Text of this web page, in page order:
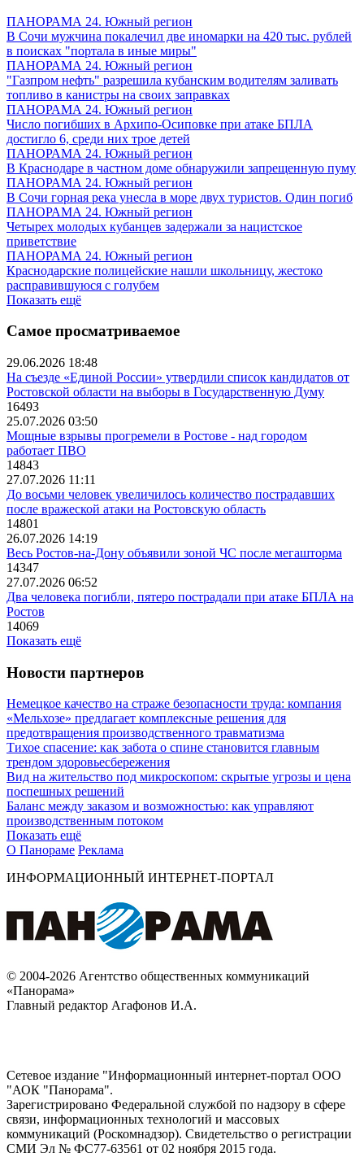
ПАНОРАМА 24. Южный регион
В Сочи мужчина покалечил две иномарки на 420 тыс. рублей
в поисках "портала в иные миры"
ПАНОРАМА 24. Южный регион
"Газпром нефть" разрешила кубанским водителям заливать
топливо в канистры на своих заправках
ПАНОРАМА 24. Южный регион
Число погибших в Архипо-Осиповке при атаке БПЛА
достигло 6, среди них трое детей
ПАНОРАМА 24. Южный регион
В Краснодаре в частном доме обнаружили запрещенную пуму
ПАНОРАМА 24. Южный регион
В Сочи горная река унесла в море двух туристов. Один погиб
ПАНОРАМА 24. Южный регион
Четырех молодых кубанцев задержали за нацистское
приветствие
ПАНОРАМА 24. Южный регион
Краснодарские полицейские нашли школьницу, жестоко
расправившуюся с голубем
Показать ещё
Самое просматриваемое
29.06.2026 18:48
На съезде «Единой России» утвердили список кандидатов от
Ростовской области на выборы в Государственную Думу
16493
25.07.2026 03:50
Мощные взрывы прогремели в Ростове - над городом
работает ПВО
14843
27.07.2026 11:11
До восьми человек увеличилось количество пострадавших
после вражеской атаки на Ростовскую область
14801
26.07.2026 14:19
Весь Ростов-на-Дону объявили зоной ЧС после мегашторма
14347
27.07.2026 06:52
Два человека погибли, пятеро пострадали при атаке БПЛА на
Ростов
14069
Показать ещё
Новости партнеров
Немецкое качество на страже безопасности труда: компания
«Мельхозе» предлагает комплексные решения для
предотвращения производственного травматизма
Тихое спасение: как забота о спине становится главным
трендом здоровьесбережения
Вид на жительство под микроскопом: скрытые угрозы и цена
поспешных решений
Баланс между заказом и возможностью: как управляют
производственным потоком
Показать ещё
О Панораме Реклама
ИНФОРМАЦИОННЫЙ ИНТЕРНЕТ-ПОРТАЛ
© 2004-2026 Агентство общественных коммуникаций
«Панорама»
Главный редактор Агафонов И.А.
Сетевое издание "Информационный интернет-портал ООО
"АОК "Панорама".
Зарегистрировано Федеральной службой по надзору в сфере
связи, информационных технологий и массовых
коммуникаций (Роскомнадзор). Cвидетельство о регистрации
СМИ Эл № ФС77-63561 от 02 ноября 2015 года.